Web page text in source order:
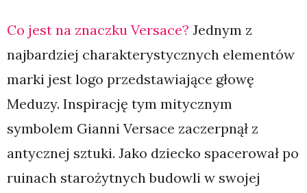
Co jest na znaczku Versace? Jednym z
najbardziej charakterystycznych elementów
marki jest logo przedstawiające głowę
Meduzy. Inspirację tym mitycznym
symbolem Gianni Versace zaczerpnął z
antycznej sztuki. Jako dziecko spacerował po
ruinach starożytnych budowli w swojej